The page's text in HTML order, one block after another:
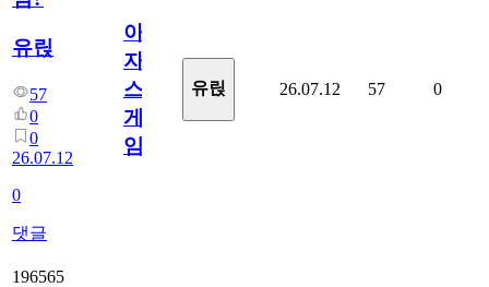
유릱
57
0
0
26.07.12
0
댓글
아
자
스
게
임?
유릱 26.07.12 57 0
196565